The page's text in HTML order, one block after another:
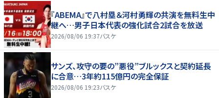
『ABEMA』で八村塁＆河村勇輝の共演を無料生中
継へ…男子日本代表の強化試合2試合を放送
2026/08/06 19:37バスケ
サンズ、攻守の要の”悪役”ブルックスと契約延長
に合意…3年約115億円の完全保証
2026/08/06 19:23バスケ